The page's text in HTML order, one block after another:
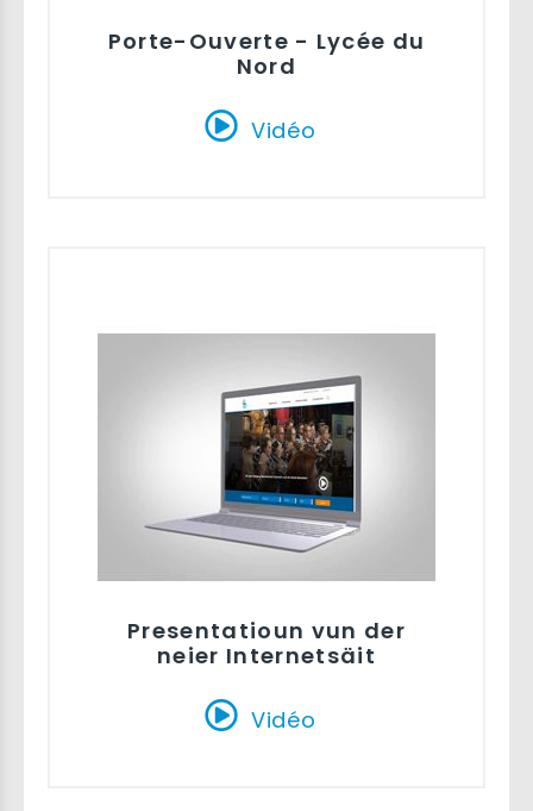
Porte-Ouverte - Lycée du
Nord
Vidéo
Presentatioun vun der
neier Internetsäit
Vidéo